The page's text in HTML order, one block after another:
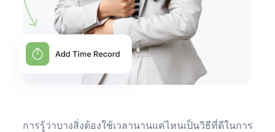
การรู้ว่าบางสิ่งต้องใช้เวลานานแค่ไหนเป็นวิธีที่ดีในการ